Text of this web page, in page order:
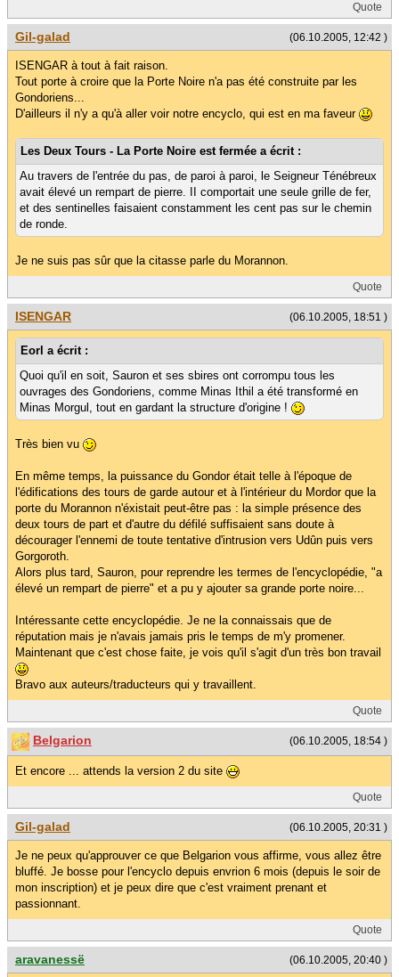
Quote
(06.10.2005, 12:42 )
Gil-galad
ISENGAR à tout à fait raison.
Tout porte à croire que la Porte Noire n'a pas été construite par les
Gondoriens...
D'ailleurs il n'y a qu'à aller voir notre encyclo, qui est en ma faveur
Les Deux Tours - La Porte Noire est fermée a écrit :
Au travers de l'entrée du pas, de paroi à paroi, le Seigneur Ténébreux
avait élevé un rempart de pierre. II comportait une seule grille de fer,
et des sentinelles faisaient constamment les cent pas sur le chemin
de ronde.
Je ne suis pas sûr que la citasse parle du Morannon.
Quote
(06.10.2005, 18:51 )
ISENGAR
Eorl a écrit :
Quoi qu'il en soit, Sauron et ses sbires ont corrompu tous les
ouvrages des Gondoriens, comme Minas Ithil a été transformé en
Minas Morgul, tout en gardant la structure d'origine !
Très bien vu
En même temps, la puissance du Gondor était telle à l'époque de
l'édifications des tours de garde autour et à l'intérieur du Mordor que la
porte du Morannon n'éxistait peut-être pas : la simple présence des
deux tours de part et d'autre du défilé suffisaient sans doute à
décourager l'ennemi de toute tentative d'intrusion vers Udûn puis vers
Gorgoroth.
Alors plus tard, Sauron, pour reprendre les termes de l'encyclopédie, "a
élevé un rempart de pierre" et a pu y ajouter sa grande porte noire...
Intéressante cette encyclopédie. Je ne la connaissais que de
réputation mais je n'avais jamais pris le temps de m'y promener.
Maintenant que c'est chose faite, je vois qu'il s'agit d'un très bon travail
Bravo aux auteurs/traducteurs qui y travaillent.
Quote
(06.10.2005, 18:54 )
Belgarion
Et encore ... attends la version 2 du site
Quote
(06.10.2005, 20:31 )
Gil-galad
Je ne peux qu'approuver ce que Belgarion vous affirme, vous allez être
bluffé. Je bosse pour l'encyclo depuis envrion 6 mois (depuis le soir de
mon inscription) et je peux dire que c'est vraiment prenant et
passionnant.
Quote
(06.10.2005, 20:40 )
aravanessë